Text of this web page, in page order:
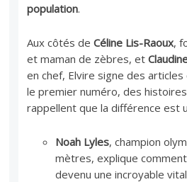
population.
Aux côtés deCéline Lis-Raoux,
et maman de zèbres, et
en chef, Elvire signe des
le premier numéro, des
rappellent que la différence est
Noah Lyles, champion
mètres, explique
devenu une incroyable